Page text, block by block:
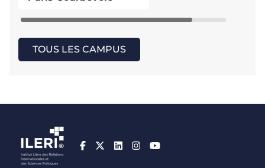
TOUS LES CAMPUS